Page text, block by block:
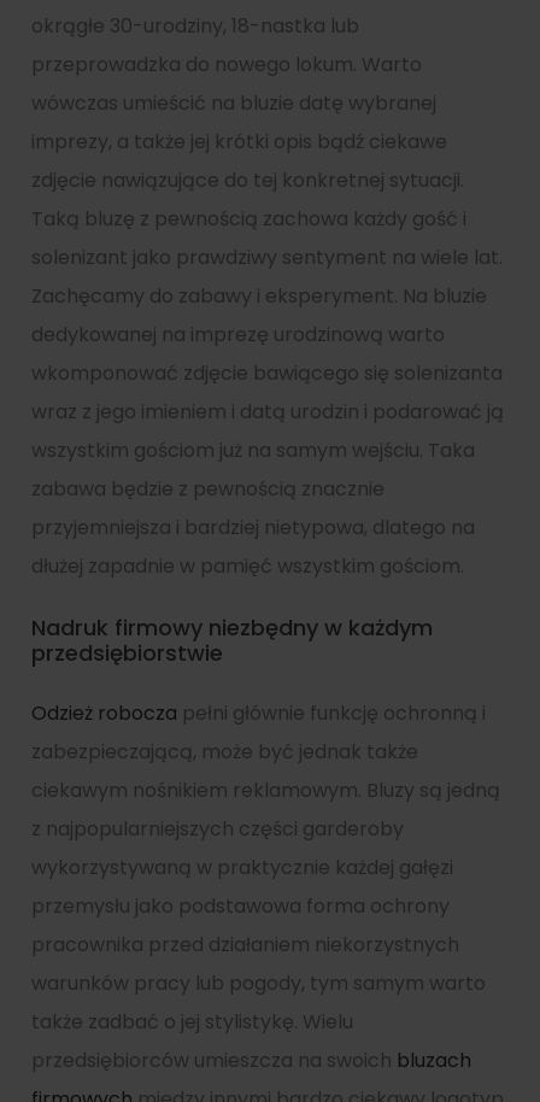
okrągłe 30-urodziny, 18-nastka lub
przeprowadzka do nowego lokum. Warto
wówczas umieścić na bluzie datę wybranej
imprezy, a także jej krótki opis bądź ciekawe
zdjęcie nawiązujące do tej konkretnej sytuacji.
Taką bluzę z pewnością zachowa każdy gość i
solenizant jako prawdziwy sentyment na wiele lat.
Zachęcamy do zabawy i eksperyment. Na bluzie
dedykowanej na imprezę urodzinową warto
wkomponować zdjęcie bawiącego się solenizanta
wraz z jego imieniem i datą urodzin i podarować ją
wszystkim gościom już na samym wejściu. Taka
zabawa będzie z pewnością znacznie
przyjemniejsza i bardziej nietypowa, dlatego na
dłużej zapadnie w pamięć wszystkim gościom.
Nadruk firmowy niezbędny w każdym
przedsiębiorstwie
Odzież robocza pełni głównie funkcję ochronną i
zabezpieczającą, może być jednak także
ciekawym nośnikiem reklamowym. Bluzy są jedną
z najpopularniejszych części garderoby
wykorzystywaną w praktycznie każdej gałęzi
przemysłu jako podstawowa forma ochrony
pracownika przed działaniem niekorzystnych
warunków pracy lub pogody, tym samym warto
także zadbać o jej stylistykę. Wielu
przedsiębiorców umieszcza na swoich bluzach